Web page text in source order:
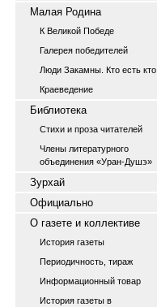
Малая Родина
К Великой Победе
Галерея победителей
Люди Закамны. Кто есть кто
Краеведение
Библиотека
Стихи и проза читателей
Члены литературного
объединения «Уран-Душэ»
Зурхай
Официально
О газете и коллективе
История газеты
Периодичность, тираж
Информационный товар
История газеты в